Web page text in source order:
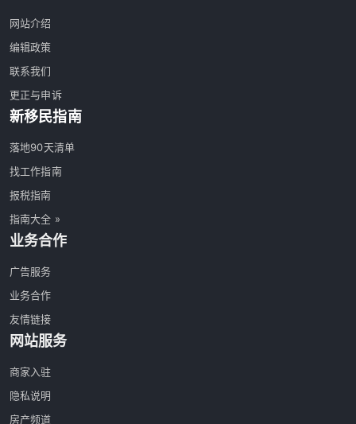
网站介绍
编辑政策
联系我们
更正与申诉
新移民指南
落地90天清单
找工作指南
报税指南
指南大全 »
业务合作
广告服务
业务合作
友情链接
网站服务
商家入驻
隐私说明
房产频道